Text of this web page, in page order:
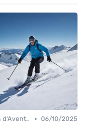
Sports d'Aventure et de Plein Air • 06/10/2025